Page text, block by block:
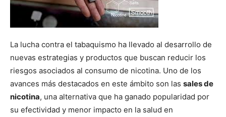
La lucha contra el tabaquismo ha llevado al desarrollo de
nuevas estrategias y productos que buscan reducir los
riesgos asociados al consumo de nicotina. Uno de los
avances más destacados en este ámbito son las sales de
nicotina, una alternativa que ha ganado popularidad por
su efectividad y menor impacto en la salud en